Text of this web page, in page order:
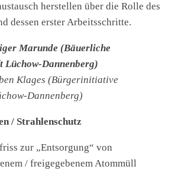
herstellen über die Rolle des
dessen erster Arbeitsschritte.
Marunde (Bäuerliche
Lüchow-Dannenberg)
Klages (Bürgerinitiative
Dannenberg)
/ Strahlenschutz
zur „Entsorgung“ von
/ freigegebenem Atommüll